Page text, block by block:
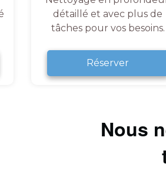
détaillé et avec plus de
tâches pour vos besoins.
Réserver
Nous